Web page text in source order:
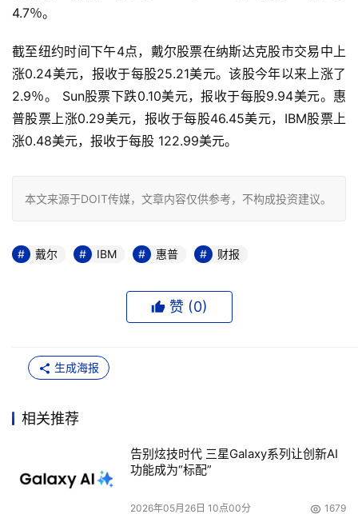
4.7％。
截至纽约时间下午4点，戴尔股票在纳斯达克股市交易中上
涨0.24美元，报收于每股25.21美元。该股今年以来上涨了
2.9％。 Sun股票下跌0.10美元，报收于每股9.94美元。惠
普股票上涨0.29美元，报收于每股46.45美元，IBM股票上
涨0.48美元，报收于每股 122.99美元。
本文来源于DOIT传媒，文章内容仅供参考，不构成投资建议。
戴尔 IBM 惠普 财报
赞 (0)
生成海报
相关推荐
告别炫技时代 三星Galaxy系列让创新AI
功能成为“标配”
2026年05月26日 10点00分 1679